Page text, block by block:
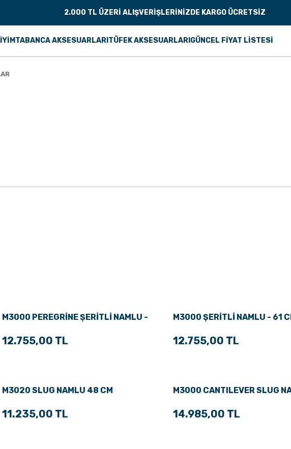
2.000 TL ÜZERİ ALIŞVERİŞLERİNİZDE KARGO ÜCRETSİZ
TABANCA AKSESUARLARI TÜFEK AKSESUARLARI GÜNCEL FİYAT LİSTESİ
M3000 PEREGRİNE ŞERİTLİ NAMLU -
12.755,00 TL
M3000 ŞERİTLİ NAMLU - 61
12.755,00 TL
M3020 SLUG NAMLU 48 CM
11.235,00 TL
M3000 CANTILEVER SLUG
14.985,00 TL